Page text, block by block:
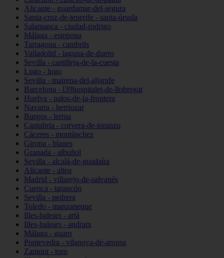
Alicante - guardamar-del-segura
Santa-cruz-de-tenerife - santa-úrsula
Salamanca - ciudad-rodrigo
Málaga - estepona
Tarragona - cambrils
Valladolid - laguna-de-duero
Sevilla - castilleja-de-la-cuesta
Lugo - lugo
Sevilla - mairena-del-aljarafe
Barcelona - l39hospitalet-de-llobregat
Huelva - palos-de-la-frontera
Navarra - berriozar
Burgos - lerma
Cantabria - corvera-de-toranzo
Cáceres - montánchez
Girona - blanes
Granada - albuñol
Sevilla - alcalá-de-guadaíra
Alicante - altea
Madrid - villarejo-de-salvanés
Cuenca - tarancón
Sevilla - pedrera
Toledo - manzaneque
Illes-balears - artà
Illes-balears - andratx
Málaga - guaro
Pontevedra - vilanova-de-arousa
Zamora - toro